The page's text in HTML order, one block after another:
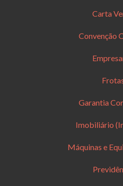
Carta
Convenção
Garantia
Imobiliário
Máquinas e